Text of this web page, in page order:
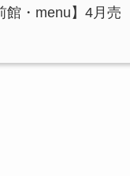
館・menu】4月売